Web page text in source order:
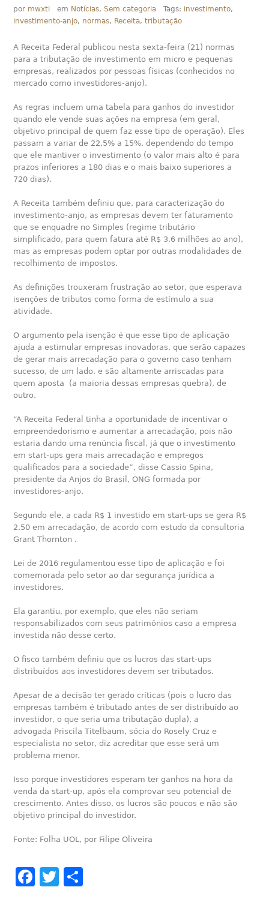
por mwxti em Notícias,Sem categoria Tags: investimento,
investimento-anjo, normas, Receita,tributação
A Receita Federal publicou nesta sexta-feira (21) normas
para a tributação de investimento em micro e pequenas
empresas, realizados por pessoas físicas (conhecidos no
mercado como investidores-anjo).
As regras incluem uma tabela para ganhos do investidor
quando ele vende suas ações na empresa (em geral,
objetivo principal de quem faz esse tipo de operação). Eles
passam a variar de 22,5% a 15%, dependendo do tempo
que ele mantiver o investimento (o valor mais alto é para
prazos inferiores a 180 dias e o mais baixo superiores a
720 dias).
A Receita também definiu que, para caracterização do
investimento-anjo, as empresas devem ter faturamento
que se enquadre no Simples (regime tributário
simplificado, para quem fatura até R$ 3,6 milhões ao ano),
mas as empresas podem optar por outras modalidades de
recolhimento de impostos.
As definições trouxeram frustração ao setor, que esperava
isenções de tributos como forma de estímulo a sua
atividade.
O argumento pela isenção é que esse tipo de aplicação
ajuda a estimular empresas inovadoras, que serão capazes
de gerar mais arrecadação para o governo caso tenham
sucesso, de um lado, e são altamente arriscadas para
quem aposta (a maioria dessas empresas quebra), de
outro.
“A Receita Federal tinha a oportunidade de incentivar o
empreendedorismo e aumentar a arrecadação, pois não
estaria dando uma renúncia fiscal, já que o investimento
em start-ups gera mais arrecadação e empregos
qualificados para a sociedade”, disse Cassio Spina,
presidente da Anjos do Brasil, ONG formada por
investidores-anjo.
Segundo ele, a cada R$ 1 investido em start-ups se gera R$
2,50 em arrecadação, de acordo com estudo da consultoria
Grant Thornton .
Lei de 2016 regulamentou esse tipo de aplicação e foi
comemorada pelo setor ao dar segurança jurídica a
investidores.
Ela garantiu, por exemplo, que eles não seriam
responsabilizados com seus patrimônios caso a empresa
investida não desse certo.
O fisco também definiu que os lucros das start-ups
distribuídos aos investidores devem ser tributados.
Apesar de a decisão ter gerado críticas (pois o lucro das
empresas também é tributado antes de ser distribuído ao
investidor, o que seria uma tributação dupla), a
advogada Priscila Titelbaum, sócia do Rosely Cruz e
especialista no setor, diz acreditar que esse será um
problema menor.
Isso porque investidores esperam ter ganhos na hora da
venda da start-up, após ela comprovar seu potencial de
crescimento. Antes disso, os lucros são poucos e não são
objetivo principal do investidor.
Fonte: Folha UOL, por Filipe Oliveira
Facebook
Twitter